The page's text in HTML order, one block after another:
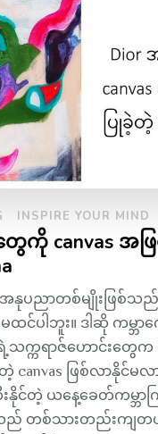
INSPIRE YOUR MIND
ေကို canvas အ
အနုပညာတစ်မျိုးဖြစ်သ
င်ပါဘူး။ ဒါဆို ကမ္ဘာက
ရဲ့သက္ကရာဇ်ဟောင်းတွေက
canvas ဖြစ်လာနိုင်
င်တဲ့ ယနေ့ခေတ်ကမ္ဘာကြီး
သည် တစ်သားတည်းကျ